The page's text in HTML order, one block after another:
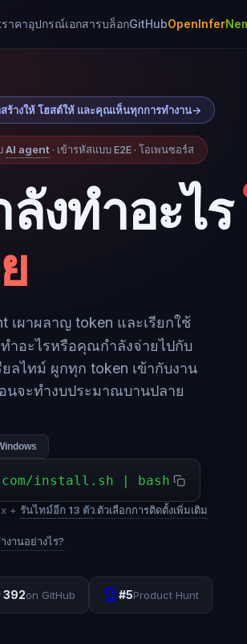
ราคาอุปกรณ์เอกสารบล็อกGitHubOpenInfer
ร้างให้ โฮสต์ให้ และคุณเห็นทุกการทำงาน→
AI agent · เข้ารหัสแบบ E2E · โอเพนซอร์ส
งทำอะไร
เผาผลาญ token และเรียกใช้
ำอะไรหรือคุณกำลังจ่ายไปกับ
ลไทม์ ผูกทุก token เข้ากับงาน
จะทำงบประมาณบานปลาย
install.sh | bash
+ รันไทม์อีก 13 ตัว.ตัวเลือกการติดตั้งเพิ่มเติม
งานอย่างไร?
392on GitHub 🏆#5Product Hunt